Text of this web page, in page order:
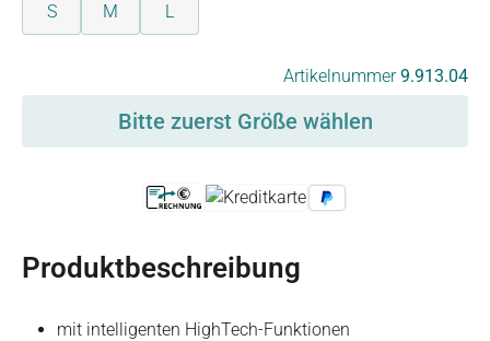
S M L
Artikelnummer9.913.04
Bitte zuerst Größe wählen
Produktbeschreibung
mit intelligenten HighTech-Funktionen